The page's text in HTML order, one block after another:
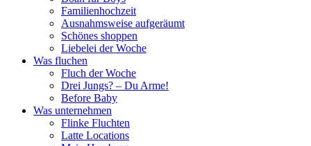
Familienhochzeit
Ausnahmsweise aufgeräumt
Schönes shoppen
Liebelei der Woche
Was fluchen
Fluch der Woche
Drei Jungs? – Du Arme!
Before Baby
Was unternehmen
Flinke Fluchten
Latte Locations